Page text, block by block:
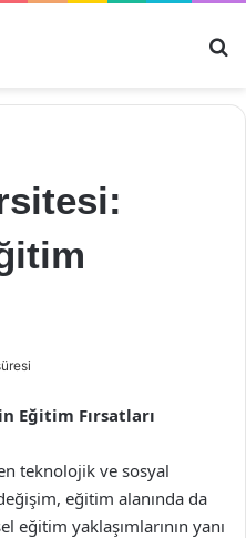
Eğitim Fırsatları
teknolojik ve sosyal
eğitim alanında da
eğitim yaklaşımlarının yanı